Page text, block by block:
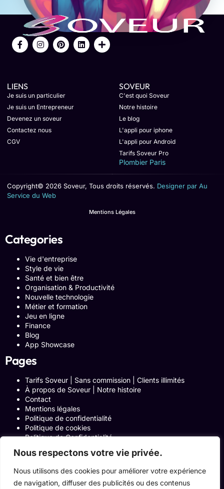
Nous respectons votre vie privée.
Nous utilisons des cookies pour améliorer votre expérience
de navigation, diffuser des publicités ou des contenus
LIENS
Je suis un particulier
Je suis un Entrepreneur
Devenez un soveur
Contactez nous
CGV
SOVEUR
C'est quoi Soveur
Notre histoire
Le blog
L'appli pour iphone
L'appli pour Android
Tarifs Soveur Pro
Plombier Paris
Copyright© 2026 Soveur, Tous droits réservés. Designer par Au
Service du Web
Mentions Légales
Categories
Vie d'entreprise
Style de vie
Santé et bien être
Organisation & Productivité
Nouvelle technologie
Métier et formation
Jeu en ligne
Finance
Blog
App Showcase
Pages
Tarifs Soveur | Sans commission | Clients illimités
À propos de Soveur | Notre histoire
Contact
Mentions légales
Politique de confidentialité
Politique de cookies
Politique de Confidentialité
Blog
Programme Affiliation
Conditions générales d’utilisation